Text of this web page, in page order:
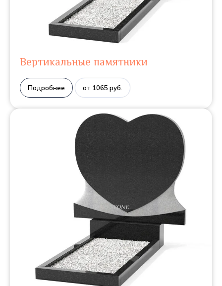
Вертикальные памятники
Подробнее от 1065 руб.